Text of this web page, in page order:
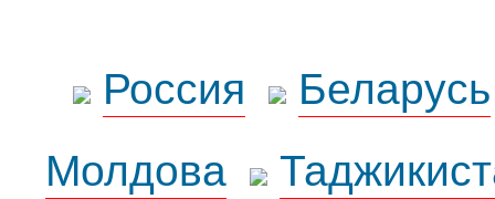
Россия
Беларусь
Молдова